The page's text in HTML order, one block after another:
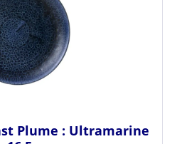
Plume : Ultramarine